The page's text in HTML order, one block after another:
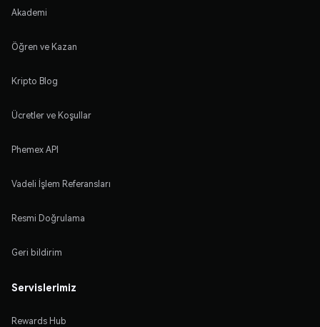
Akademi
Öğren ve Kazan
Kripto Blog
Ücretler ve Koşullar
Phemex API
Vadeli İşlem Referansları
Resmi Doğrulama
Geri bildirim
Servislerimiz
Rewards Hub